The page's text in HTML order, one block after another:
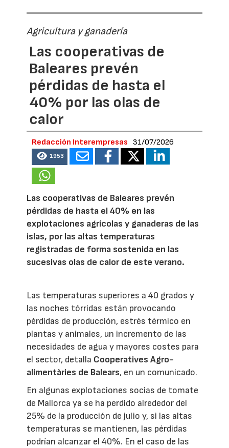
Agricultura y ganadería
Las cooperativas de
Baleares prevén
pérdidas de hasta el
40% por las olas de
calor
Redacción Interempresas 31/07/2026
1953
Las cooperativas de Baleares prevén
pérdidas de hasta el 40% en las
explotaciones agrícolas y ganaderas de las
islas, por las altas temperaturas
registradas de forma sostenida en las
sucesivas olas de calor de este verano.
Las temperaturas superiores a 40 grados y
las noches tórridas están provocando
pérdidas de producción, estrés térmico en
plantas y animales, un incremento de las
necesidades de agua y mayores costes para
el sector, detalla Cooperatives Agro-
alimentàries de Balears, en un comunicado.
En algunas explotaciones socias de tomate
de Mallorca ya se ha perdido alrededor del
25% de la producción de julio y, si las altas
temperaturas se mantienen, las pérdidas
podrían alcanzar el 40%. En el caso de las